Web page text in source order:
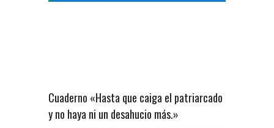
Cuaderno «Hasta que caiga el patriarcado
y no haya ni un desahucio más.»